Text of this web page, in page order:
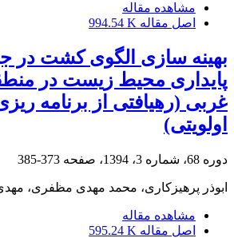
مشاهده مقاله
اصل مقاله 994.54 K
بهینه‏ سازی الگوی کشت
پایداری محیط ‏زیست در
غربی (رهیافتی از برنامه‏
اولویتی)
دوره 68، شماره 3، 1394، صفحه 373-385
ابوذر پرهیزکاری، محمد مهدی مظفری،
مشاهده مقاله
اصل مقاله 595.24 K